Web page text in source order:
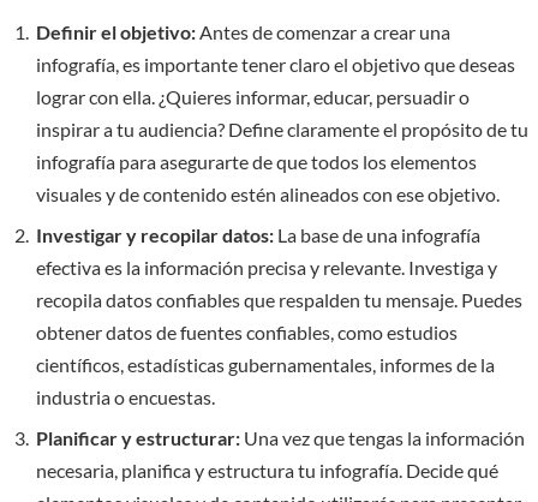
Definir el objetivo:Antes de comenzar a crear una
infografía, es importante tener claro el objetivo que deseas
lograr con ella. ¿Quieres informar, educar, persuadir o
inspirar a tu audiencia? Define claramente el propósito de tu
infografía para asegurarte de que todos los elementos
visuales y de contenido estén alineados con ese objetivo.
Investigar y recopilar datos: La base de una infografía
efectiva es la información precisa y relevante. Investiga y
recopila datos confiables que respalden tu mensaje. Puedes
obtener datos de fuentes confiables, como estudios
científicos, estadísticas gubernamentales, informes de la
industria o encuestas.
Planificar y estructurar: Una vez que tengas la información
necesaria, planifica y estructura tu infografía. Decide qué